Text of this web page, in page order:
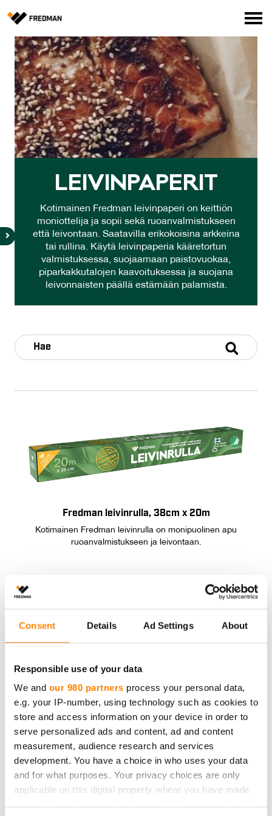
Consent Details Ad Settings About
Responsible use of your data
We and our 980 partners process your personal data,
e.g. your IP-number, using technology such as cookies to
store and access information on your device in order to
serve personalized ads and content, ad and content
measurement, audience research and services
development. You have a choice in who uses your data
and for what purposes. Your privacy choices are only
applicable on this digital property where you have made
Media
Tehtaanmyymälä
Verkkokauppa ammattilaisille
Hae
English Suomi
LEI­VIN­PA­PE­RIT
Kotimainen Fredman leivinpaperi on keittiön
moniottelija ja sopii sekä ruoanvalmistukseen
että leivontaan. Saatavilla erikokoisina arkkeina
tai rullina. Käytä leivinpaperia kääretortun
valmistuksessa, suojaamaan paistovuokaa,
piparkakkutalojen kaavoituksessa ja suojana
leivonnaisten päällä estämään palamista.
Fredman leivinrulla, 38cm x 20m
Kotimainen Fredman leivinrulla on monipuolinen apu
ruoanvalmistukseen ja leivontaan.
Fredman iso leivinarkki
Kotimainen Fredman leivinpaperi on monipuolinen apu
ruoanvalmistukseen ja leivontaan. Pakkaus sisältää 18
valmiiksi leikattua 40 x 50 cm kokoista isompaa arkkia.